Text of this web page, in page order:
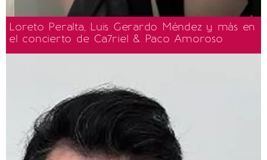
Loreto Peralta, Luis Gerardo Méndez y más en
el concierto de Ca7riel & Paco Amoroso